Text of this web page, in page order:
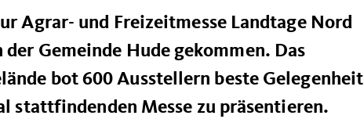
Agrar- und Freizeitmesse Landtage Nord
Gemeinde Hude gekommen. Das
bot 600 Ausstellern beste Gelegenheit
stattfindenden Messe zu präsentieren.